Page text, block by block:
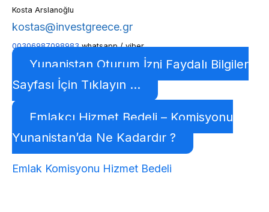
Kosta Arslanoğlu
kostas@investgreece.gr
00306987098983whatsapp / viber
Yunanistan Oturum İzni Faydalı Bilgiler
Sayfası İçin Tıklayın …
Emlakçı Hizmet Bedeli – Komisyonu
Yunanistan’da Ne Kadardır ?
Emlak Komisyonu Hizmet Bedeli